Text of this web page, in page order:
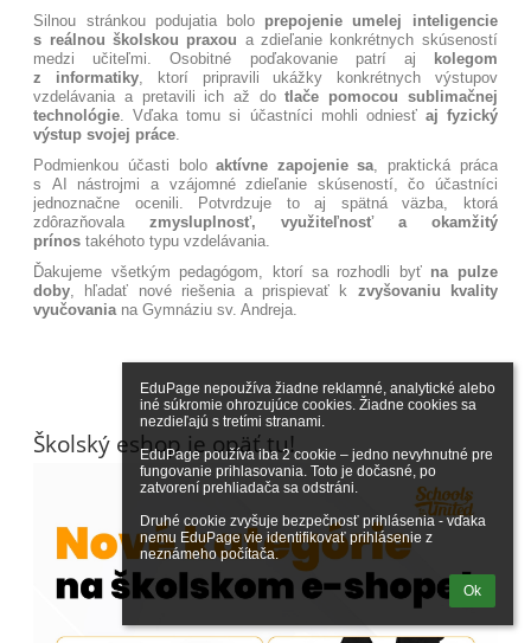
EduPage nepoužíva žiadne reklamné, analytické alebo
iné súkromie ohrozujúce cookies. Žiadne cookies sa
nezdieľajú s tretími stranami.
EduPage používa iba 2 cookie – jedno nevyhnutné pre
fungovanie prihlasovania. Toto je dočasné, po
zatvorení prehliadača sa odstráni.
Druhé cookie zvyšuje bezpečnosť prihlásenia - vďaka
nemu EduPage vie identifikovať prihlásenie z
neznámeho počítača.
Ok
Silnou stránkou podujatia bolo prepojenie umelej inteligencie
s reálnou školskou praxou a zdieľanie konkrétnych skúseností
medzi učiteľmi. Osobitné poďakovanie patrí aj
kolegom
z informatiky , ktorí pripravili ukážky konkrétnych výstupov
vzdelávania a pretavili ich až do tlače pomocou sublimačnej
technológie . Vďaka tomu si účastníci mohli odniesť aj fyzický
výstup svojej práce
Podmienkou účasti bolo aktívne zapojenie sa , praktická práca
s AI nástrojmi a vzájomné zdieľanie skúseností, čo účastníci
jednoznačne ocenili. Potvrdzuje to aj spätná väzba, ktorá
zdôrazňovala
zmysluplnosť, využiteľnosť a okamžitý
prínos takéhoto typu vzdelávania.
Ďakujeme všetkým pedagógom, ktorí sa rozhodli byť na pulze
doby , hľadať nové riešenia a prispievať k
zvyšovaniu kvality
vyučovania na Gymnáziu sv. Andreja.
Školský eshop je opäť tu!